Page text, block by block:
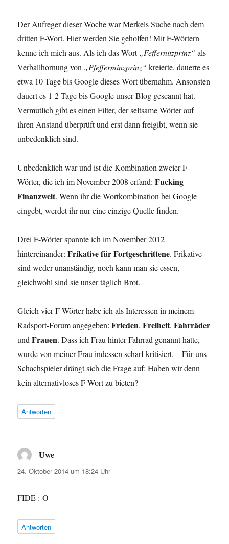
Der Aufreger dieser Woche war Merkels Suche nach dem
dritten F-Wort. Hier werden Sie geholfen! Mit F-Wörtern
kenne ich mich aus. Als ich das Wort„Feffernitzprinz“ als
Verballhornung von „Pfefferminzprinz“ kreierte, dauerte es
etwa 10 Tage bis Google dieses Wort übernahm. Ansonsten
dauert es 1-2 Tage bis Google unser Blog gescannt hat.
Vermutlich gibt es einen Filter, der seltsame Wörter auf
ihren Anstand überprüft und erst dann freigibt, wenn sie
unbedenklich sind.
Unbedenklich war und ist die Kombination zweier F-
Wörter, die ich im November 2008 erfand:Fucking
Finanzwelt. Wenn ihr die Wortkombination bei Google
eingebt, werdet ihr nur eine einzige Quelle finden.
Drei F-Wörter spannte ich im November 2012
hintereinander:Frikative für Fortgeschrittene. Frikative
sind weder unanständig, noch kann man sie essen,
gleichwohl sind sie unser täglich Brot.
Gleich vier F-Wörter habe ich als Interessen in meinem
Radsport-Forum angegeben:Frieden,Freiheit,Fahrräder
undFrauen. Dass ich Frau hinter Fahrrad genannt hatte,
wurde von meiner Frau indessen scharf kritisiert. – Für uns
Schachspieler drängt sich die Frage auf: Haben wir denn
kein alternativloses F-Wort zu bieten?
Antworten
Uwe
24. Oktober 2014 um 18:24 Uhr
FIDE :-O
Antworten